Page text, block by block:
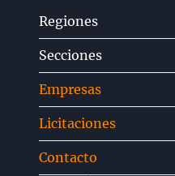
Regiones
Secciones
Empresas
Licitaciones
Contacto